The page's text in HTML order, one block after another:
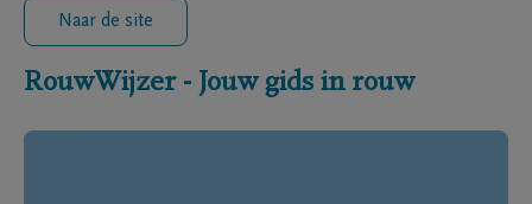
Naar de site
RouwWijzer - Jouw gids in rouw